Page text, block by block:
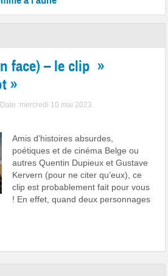
face) – le clip »
»
Date :mercredi 10 mai 2023
Amis d’histoires absurdes,
poétiques et de cinéma Belge ou
autres Quentin Dupieux et Gustave
Kervern (pour ne citer qu’eux), ce
clip est probablement fait pour vous
! En effet, quand deux personnages